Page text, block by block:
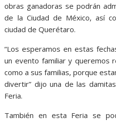
obras ganadoras se podrán
de la Ciudad de México, así
ciudad de Querétaro.
“Los esperamos en estas
un evento familiar y queremos
como a sus familias, porque
divertir” dijo una de las
Feria.
También en esta Feria se